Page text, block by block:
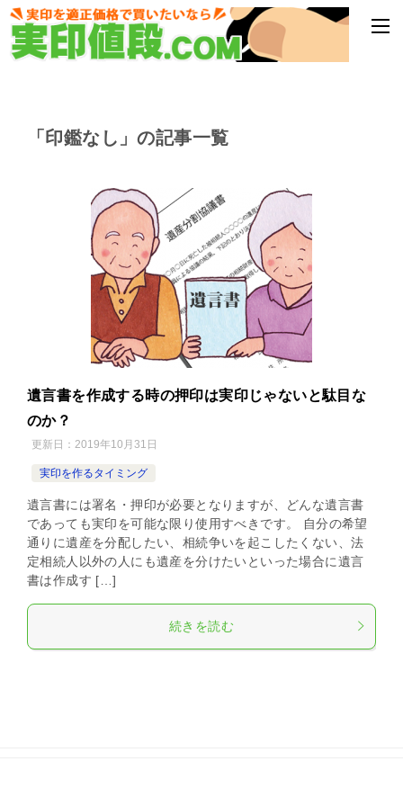
「印鑑なし」の記事一覧
遺言書を作成する時の押印は実印じゃないと駄目な
のか？
更新日： 2019年10月31日
実印を作るタイミング
遺言書には署名・押印が必要となりますが、どんな遺言書
であっても実印を可能な限り使用すべきです。 自分の希望
通りに遺産を分配したい、相続争いを起こしたくない、法
定相続人以外の人にも遺産を分けたいといった場合に遺言
書は作成す […]
続きを読む